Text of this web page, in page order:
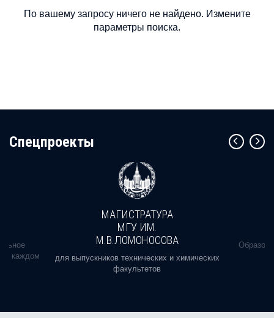
По вашему запросу ничего не найдено. Измените
параметры поиска.
Cпецпроекты
в каждом
МАГИСТРАТУРА
МГУ ИМ.
М.В.ЛОМОНОСОВА
для выпускников технических и химических
факультетов